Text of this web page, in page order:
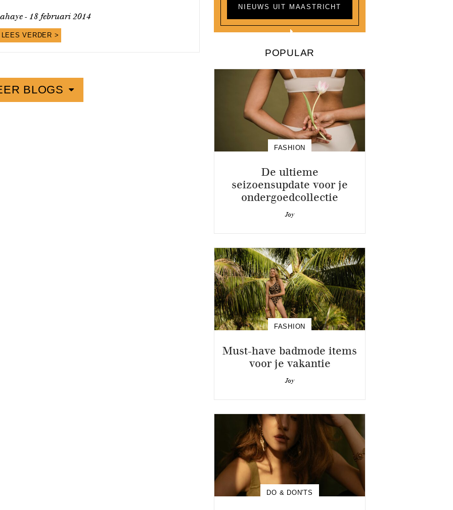
- 18 februari 2014
LEES VERDER >
BLOGS
NIEUWS UIT MAASTRICHT
POPULAR
FASHION
De ultieme
seizoensupdate voor je
ondergoedcollectie
Joy
FASHION
Must-have badmode items
voor je vakantie
Joy
DO & DON'TS